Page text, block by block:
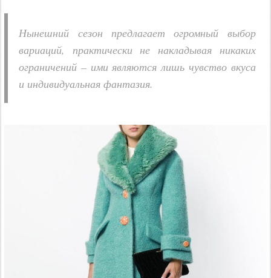
Нынешний сезон предлагает огромный выбор
вариаций, практически не накладывая никаких
ограничений – ими являются лишь чувство вкуса
и индивидуальная фантазия.